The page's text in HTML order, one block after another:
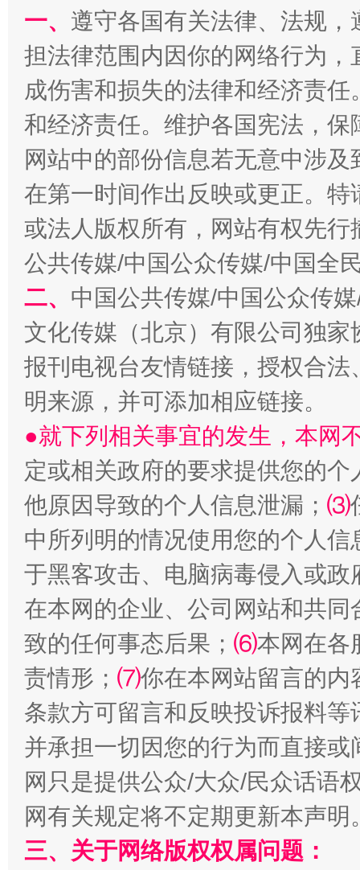
“刷贴”乱象丛生
生
揭批美国五大"原罪" "炒
解纷+调解+退费，一次搞定
站台名比不上好声名
一、 遵守各国有关法律、法规
担法律范围内因你的网络行为
成伤害和损失的法律和经济责
和经济责任。维护各国宪法，
网站中的部份信息若无意中涉
在第一时间作出反映或更正。
或法人版权所有，网站有权先
公共传媒/中国公众传媒/中国全
二、 中国公共传媒/中国公众传
文化传媒（北京）有限公司独
报刊电视台友情链接，授权合
明来源，并可添加相应链接。
●就下列相关事宜的发生，本网
定或相关政府的要求提供您的个
他原因导致的个人信息泄漏； ⑶
中所列明的情况使用您的个人
于黑客攻击、电脑病毒侵入或
在本网的企业、公司网站和共
致的任何事态后果； ⑹本网在各
责情形； ⑺你在本网站留言的内
条款方可留言和反映投诉报料
并承担一切因您的行为而直接
网只是提供公众/大众/民众话语
网有关规定将不定期更新本声明
三、关于网络版权权属问题：